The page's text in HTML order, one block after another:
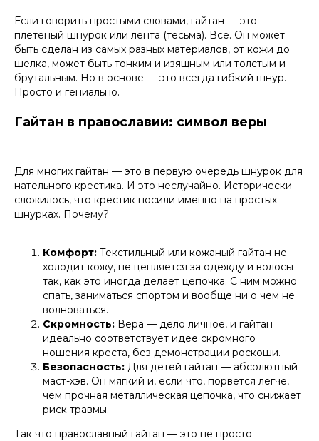
Если говорить простыми словами, гайтан — это
плетеный шнурок или лента (тесьма). Всё. Он может
быть сделан из самых разных материалов, от кожи до
шелка, может быть тонким и изящным или толстым и
брутальным. Но в основе — это всегда гибкий шнур.
Просто и гениально.
Гайтан в православии: символ веры
Для многих гайтан — это в первую очередь шнурок для
нательного крестика. И это неслучайно. Исторически
сложилось, что крестик носили именно на простых
шнурках. Почему?
Комфорт: Текстильный или кожаный гайтан не
холодит кожу, не цепляется за одежду и волосы
так, как это иногда делает цепочка. С ним можно
спать, заниматься спортом и вообще ни о чем не
волноваться.
Скромность: Вера — дело личное, и гайтан
идеально соответствует идее скромного
ношения креста, без демонстрации роскоши.
Безопасность: Для детей гайтан — абсолютный
маст-хэв. Он мягкий и, если что, порвется легче,
чем прочная металлическая цепочка, что снижает
риск травмы.
Так что православный гайтан — это не просто